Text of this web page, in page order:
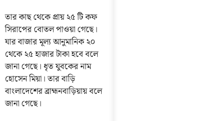
তার কাছ থেকে প্রায় ২৫ টি কফ
সিরাপের বোতল পাওয়া গেছে।
যার বাজার মূল্য আনুমানিক ২০
থেকে ২৫ হাজার টাকা হবে বলে
জানা গেছে। ধৃত যুবকের নাম
হোসেন মিয়া। তার বাড়ি
বাংলাদেশের ব্রাহ্মনবাড়িয়ায় বলে
জানা গেছে।